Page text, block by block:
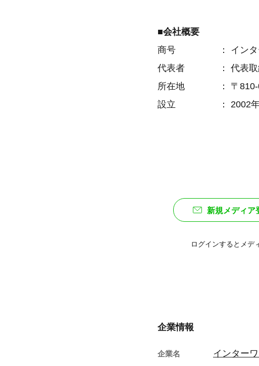
■会社概要
商号 ： インター
代表者 ： 代表取
所在地 ： 〒810-
設立 ： 2002年9
新規メディア
ログインするとメデ
企業情報
企業名 インター